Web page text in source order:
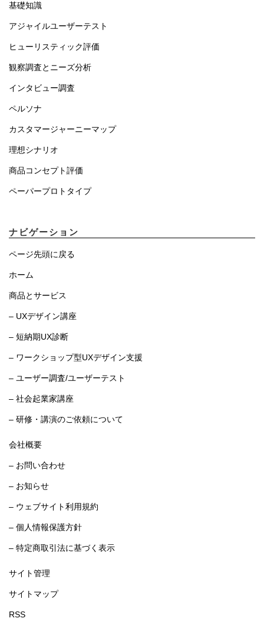
基礎知識
アジャイルユーザーテスト
ヒューリスティック評価
観察調査とニーズ分析
インタビュー調査
ペルソナ
カスタマージャーニーマップ
理想シナリオ
商品コンセプト評価
ペーパープロトタイプ
ナビゲーション
ページ先頭に戻る
ホーム
商品とサービス
– UXデザイン講座
– 短納期UX診断
– ワークショップ型UXデザイン支援
– ユーザー調査/ユーザーテスト
– 社会起業家講座
– 研修・講演のご依頼について
会社概要
– お問い合わせ
– お知らせ
– ウェブサイト利用規約
– 個人情報保護方針
– 特定商取引法に基づく表示
サイト管理
サイトマップ
RSS